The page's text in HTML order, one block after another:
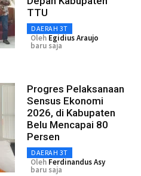
TTU
DAERAH 3T
Oleh Egidius Araujo
baru saja
Progres Pelaksanaan
Sensus Ekonomi
2026, di Kabupaten
Belu Mencapai 80
Persen
DAERAH 3T
Oleh Ferdinandus Asy
baru saja